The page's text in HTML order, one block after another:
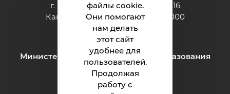
файлы cookie.
Они помогают
нам делать
этот сайт
удобнее для
пользователей.
Продолжая
работу с
г. Ханты-Мансийск, ул. Чехова, 16
Канцелярия: тел.: +7 (3467) 377-000
e-mail:ugrasu@ugrasu.ru
Министерство науки и высшего образования
Российской Федерации